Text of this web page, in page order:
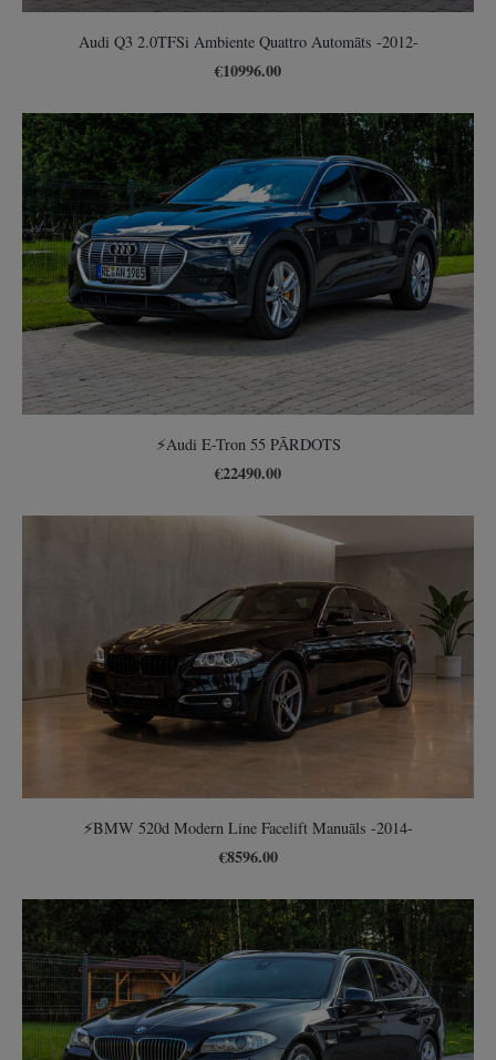
Audi Q3 2.0TFSi Ambiente Quattro Automāts -2012-
€10996.00
⚡️Audi E-Tron 55 PĀRDOTS
€22490.00
⚡️BMW 520d Modern Line Facelift Manuāls -2014-
€8596.00